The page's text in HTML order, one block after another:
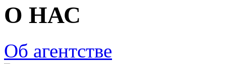
О НАС
Об агентстве